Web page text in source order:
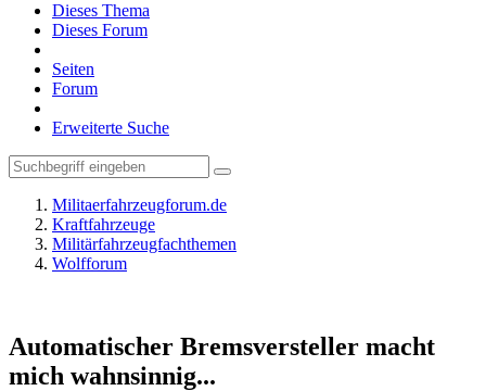
Dieses Thema
Dieses Forum
Seiten
Forum
Erweiterte Suche
Militaerfahrzeugforum.de
Kraftfahrzeuge
Militärfahrzeugfachthemen
Wolfforum
Automatischer Bremsversteller macht
mich wahnsinnig...